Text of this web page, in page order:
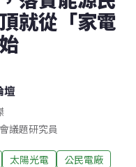
就從「家電
壇
議題研究員
太陽光電 公民電廠